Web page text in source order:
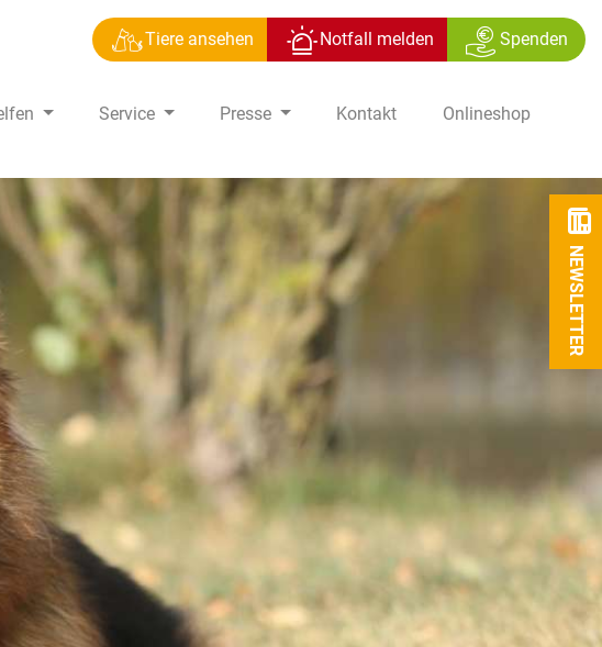
Tiere ansehen Notfall melden Spenden
Service Presse Kontakt Onlineshop
NEWSLETTER